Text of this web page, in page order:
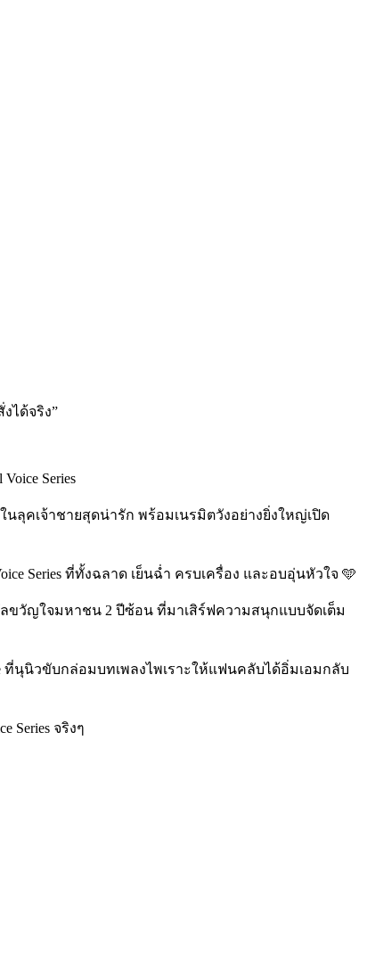
Series
ลุคเจ้าชายสุดน่ารัก พร้อมเนรมิตวังอย่างยิ่งใหญ่เปิด
Series ที่ทั้งฉลาด เย็นฉ่ำ ครบเครื่อง และอบอุ่นหัวใจ 🩵
ลขวัญใจมหาชน 2 ปีซ้อน ที่มาเสิร์ฟความสนุกแบบจัดเต็ม
ที่นุนิวขับกล่อมบทเพลงไพเราะให้แฟนคลับได้อิ่มเอมกลับ
Series จริงๆ